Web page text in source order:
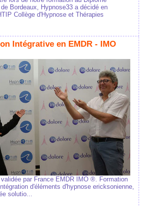
Bordeaux, Hypnose33 a décidé en
Collège d'Hypnose et Thérapies
Intégrative en EMDR - IMO
par France EMDR IMO ®. Formation
d'éléments d'hypnose ericksonienne,
solutio...